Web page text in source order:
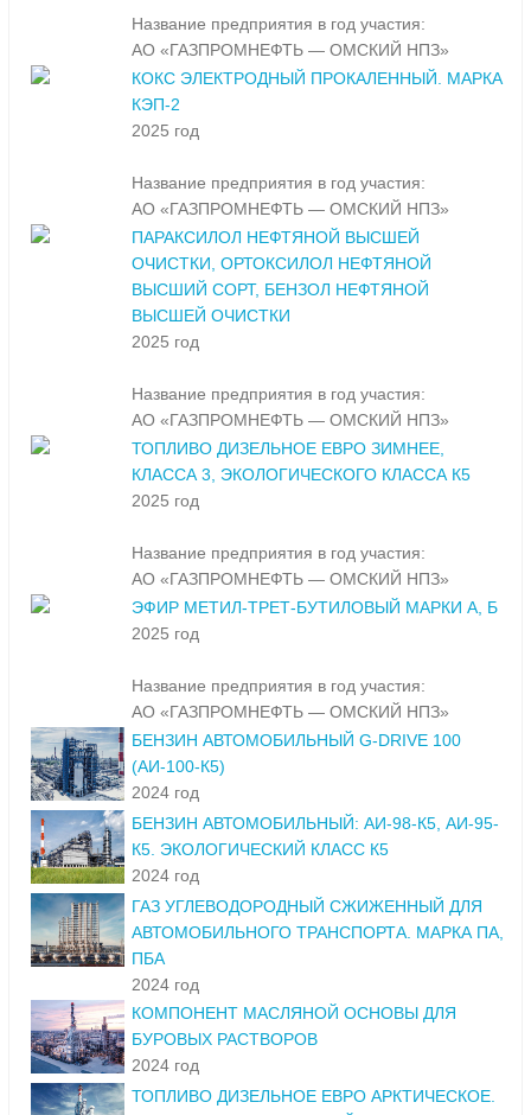
Название предприятия в год участия:
АО «ГАЗПРОМНЕФТЬ — ОМСКИЙ НПЗ»
КОКС ЭЛЕКТРОДНЫЙ ПРОКАЛЕННЫЙ. МАРКА
КЭП-2
2025 год
Название предприятия в год участия:
АО «ГАЗПРОМНЕФТЬ — ОМСКИЙ НПЗ»
ПАРАКСИЛОЛ НЕФТЯНОЙ ВЫСШЕЙ
ОЧИСТКИ, ОРТОКСИЛОЛ НЕФТЯНОЙ
ВЫСШИЙ СОРТ, БЕНЗОЛ НЕФТЯНОЙ
ВЫСШЕЙ ОЧИСТКИ
2025 год
Название предприятия в год участия:
АО «ГАЗПРОМНЕФТЬ — ОМСКИЙ НПЗ»
ТОПЛИВО ДИЗЕЛЬНОЕ ЕВРО ЗИМНЕЕ,
КЛАССА 3, ЭКОЛОГИЧЕСКОГО КЛАССА К5
2025 год
Название предприятия в год участия:
АО «ГАЗПРОМНЕФТЬ — ОМСКИЙ НПЗ»
ЭФИР МЕТИЛ-ТРЕТ-БУТИЛОВЫЙ МАРКИ А, Б
2025 год
Название предприятия в год участия:
АО «ГАЗПРОМНЕФТЬ — ОМСКИЙ НПЗ»
БЕНЗИН АВТОМОБИЛЬНЫЙ G-DRIVE 100
(АИ-100-К5)
2024 год
БЕНЗИН АВТОМОБИЛЬНЫЙ: АИ-98-К5, АИ-95-
К5. ЭКОЛОГИЧЕСКИЙ КЛАСС К5
2024 год
ГАЗ УГЛЕВОДОРОДНЫЙ СЖИЖЕННЫЙ ДЛЯ
АВТОМОБИЛЬНОГО ТРАНСПОРТА. МАРКА ПА,
ПБА
2024 год
КОМПОНЕНТ МАСЛЯНОЙ ОСНОВЫ ДЛЯ
БУРОВЫХ РАСТВОРОВ
2024 год
ТОПЛИВО ДИЗЕЛЬНОЕ ЕВРО АРКТИЧЕСКОЕ.